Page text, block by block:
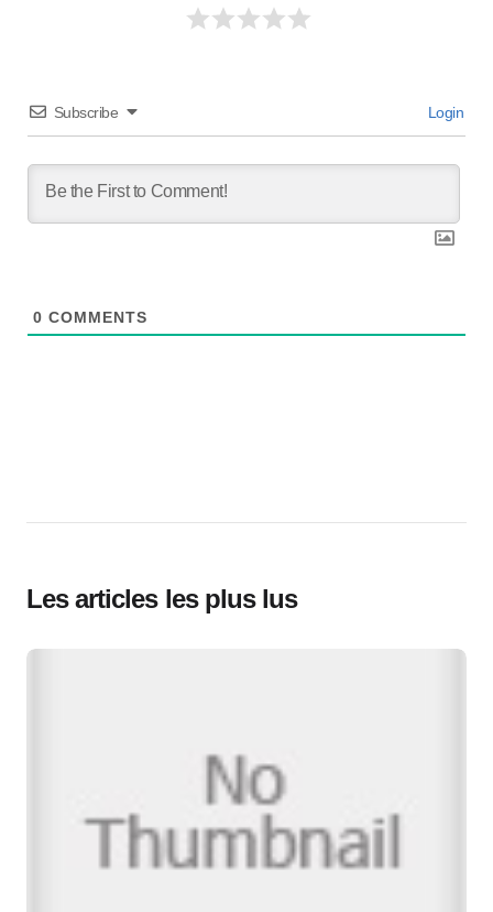
Subscribe Login
0 COMMENTS
Les articles les plus lus